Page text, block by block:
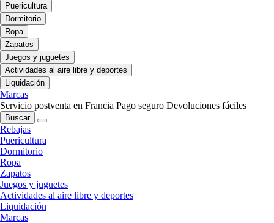
Puericultura
Dormitorio
Ropa
Zapatos
Juegos y juguetes
Actividades al aire libre y deportes
Liquidación
Marcas
Servicio postventa en Francia Pago seguro Devoluciones fáciles
Buscar
Rebajas
Puericultura
Dormitorio
Ropa
Zapatos
Juegos y juguetes
Actividades al aire libre y deportes
Liquidación
Marcas